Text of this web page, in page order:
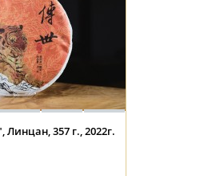
357 г., 2022г.